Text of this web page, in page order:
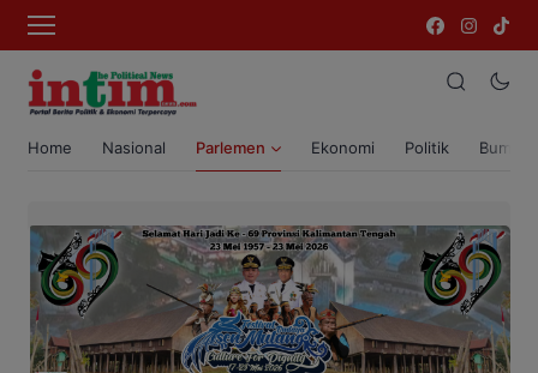
Home Nasional Parlemen Ekonomi Politik Bumi